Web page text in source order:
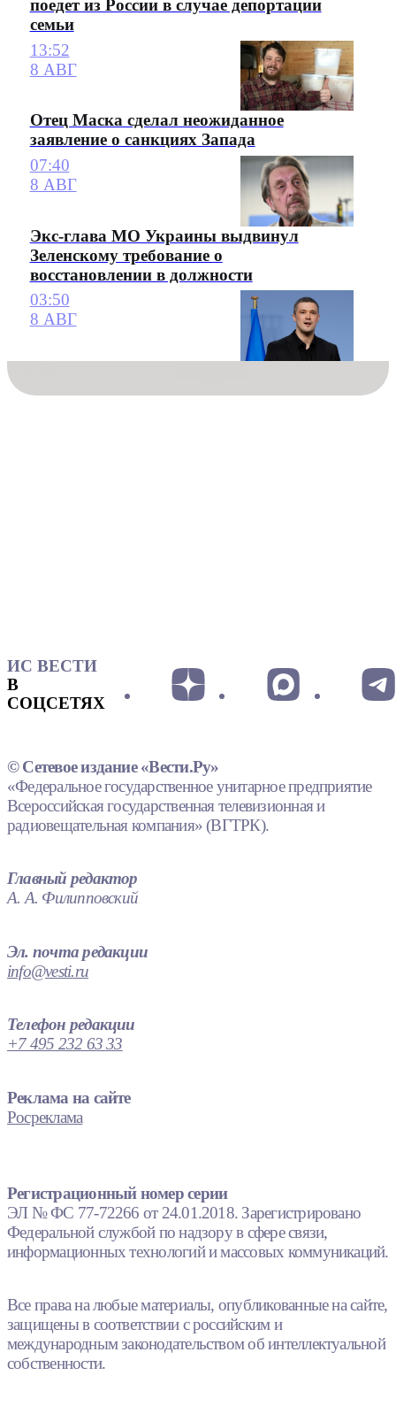
поедет из России в случае депортации
семьи
13:52
8 АВГ
Отец Маска сделал неожиданное
заявление о санкциях Запада
07:40
8 АВГ
Экс-глава МО Украины выдвинул
Зеленскому требование о
восстановлении в должности
03:50
8 АВГ
ИС ВЕСТИ
В
СОЦСЕТЯХ
© Сетевое издание «Вести.Ру»
«Федеральное государственное унитарное предприятие
Всероссийская государственная телевизионная и
радиовещательная компания» (ВГТРК).
Главный редактор
А. А. Филипповский
Эл. почта редакции
info@vesti.ru
Телефон редакции
+7 495 232 63 33
Реклама на сайте
Росреклама
Регистрационный номер серии
ЭЛ № ФС 77-72266 от 24.01.2018. Зарегистрировано
Федеральной службой по надзору в сфере связи,
информационных технологий и массовых коммуникаций.
Все права на любые материалы, опубликованные на сайте,
защищены в соответствии с российским и
международным законодательством об интеллектуальной
собственности.